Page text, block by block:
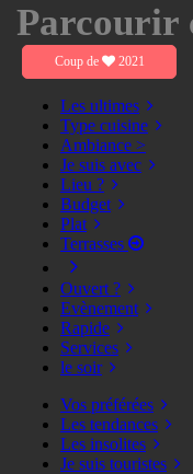
Parcourir
Coup de 2021
Les ultimes
Type cuisine
Ambiance >
Je suis avec
Lieu ?
Budget
Plat
Terrasses
Ouvert ?
Evènement
Rapide
Services
le soir
Vos préférées
Les tendances
Les insolites
Je suis touristes